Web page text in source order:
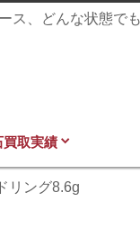
、どんな状態で
買取実績
リング8.6g